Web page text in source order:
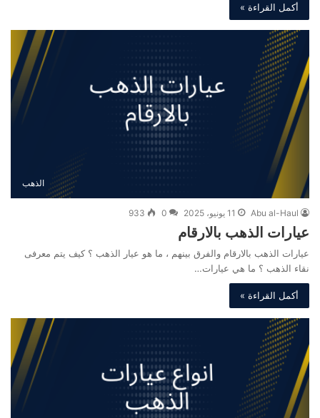
أكمل القراءة »
الذهب
Abu al-Haul 11 يونيو، 2025 0
933
عيارات الذهب بالارقام
عيارات الذهب بالارقام والفرق بينهم ، ما هو عيار الذهب ؟ كيف يتم معرفى
نقاء الذهب ؟ ما هي عيارات…
أكمل القراءة »